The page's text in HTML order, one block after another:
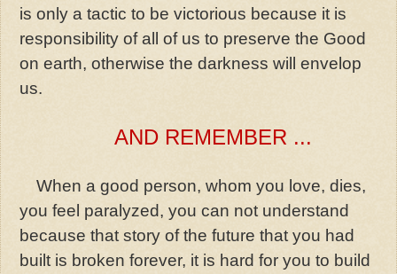
is only a tactic to be victorious because it is
responsibility of all of us to preserve the Good
on earth, otherwise the darkness will envelop
us.
AND REMEMBER ...
When a good person, whom you love, dies,
you feel paralyzed, you can not understand
because that story of the future that you had
built is broken forever, it is hard for you to build